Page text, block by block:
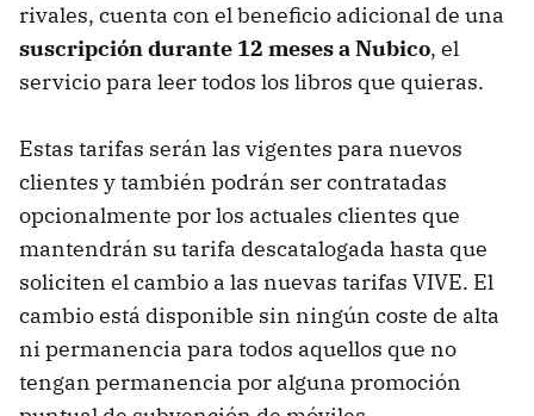
rivales, cuenta con el beneficio adicional de una
suscripción durante 12 meses a Nubico, el
servicio para leer todos los libros que quieras.
Estas tarifas serán las vigentes para nuevos
clientes y también podrán ser contratadas
opcionalmente por los actuales clientes que
mantendrán su tarifa descatalogada hasta que
soliciten el cambio a las nuevas tarifas VIVE. El
cambio está disponible sin ningún coste de alta
ni permanencia para todos aquellos que no
tengan permanencia por alguna promoción